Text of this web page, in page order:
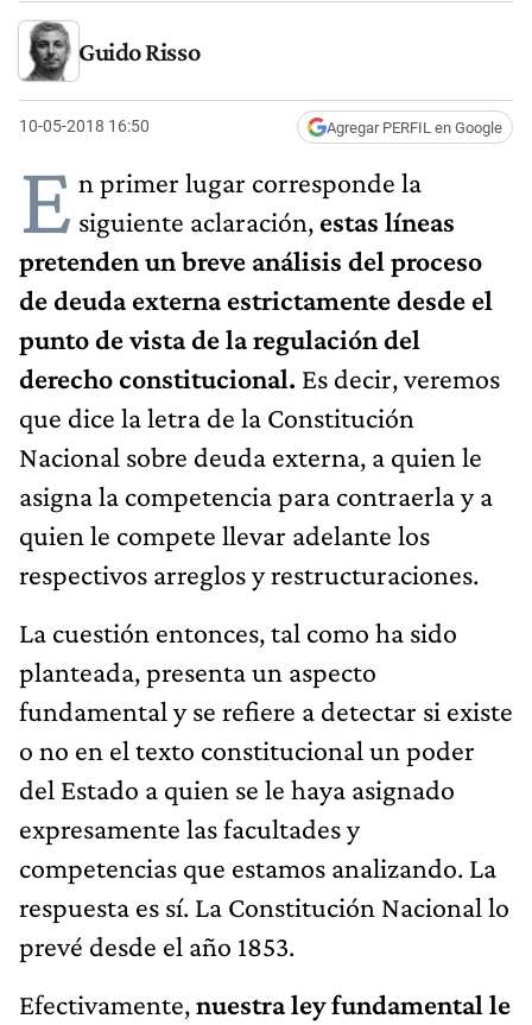
Guido Risso
10-05-2018 16:50 Agregar PERFIL en Google
E n primer lugar corresponde la
siguiente aclaración, estas líneas
pretenden un breve análisis del proceso
de deuda externa estrictamente desde el
punto de vista de la regulación del
derecho constitucional. Es decir, veremos
que dice la letra de la Constitución
Nacional sobre deuda externa, a quien le
asigna la competencia para contraerla y a
quien le compete llevar adelante los
respectivos arreglos y restructuraciones.
La cuestión entonces, tal como ha sido
planteada, presenta un aspecto
fundamental y se refiere a detectar si existe
o no en el texto constitucional un poder
del Estado a quien se le haya asignado
expresamente las facultades y
competencias que estamos analizando. La
respuesta es sí. La Constitución Nacional lo
prevé desde el año 1853.
Efectivamente,nuestra ley fundamental le